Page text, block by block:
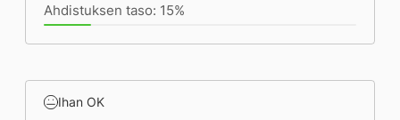
Ahdistuksen taso: 15%
Ihan OK